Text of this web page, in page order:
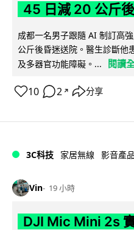
45 日減 20 公斤
成都一名男子跟隨 AI 制訂高
公斤後昏迷送院。醫生診斷他
及多器官功能障礙。...
閱讀
10 2 ↗ 分享
3C科技 家居無線 影音產品
Vin 19 小時
DJI Mic Mini 2s